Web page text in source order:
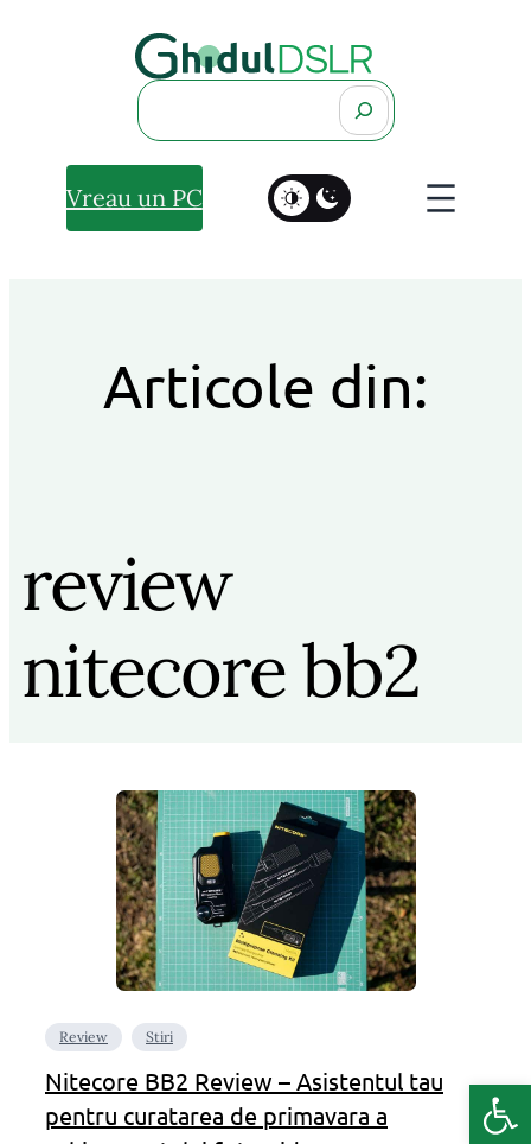
Search
Vreau un PC
Articole din:
review
nitecore bb2
Review Stiri
Nitecore BB2 Review – Asistentul tau
pentru curatarea de primavara a